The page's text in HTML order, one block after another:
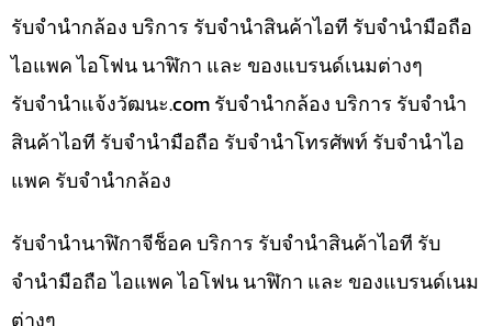
รับจำนำกล้อง บริการ รับจำนำสินค้าไอที รับจำนำมือถือ
ไอแพค ไอโฟน นาฬิกา และ ของแบรนด์เนมต่างๆ
รับจํานําแจ้งวัฒนะ.com รับจำนำกล้อง บริการ รับจำนำ
สินค้าไอที รับจำนำมือถือ รับจำนำโทรศัพท์ รับจำนำไอ
แพค รับจำนำกล้อง
รับจำนำนาฬิกาจีช็อค บริการ รับจำนำสินค้าไอที รับ
จำนำมือถือ ไอแพค ไอโฟน นาฬิกา และ ของแบรนด์เนม
ต่างๆ